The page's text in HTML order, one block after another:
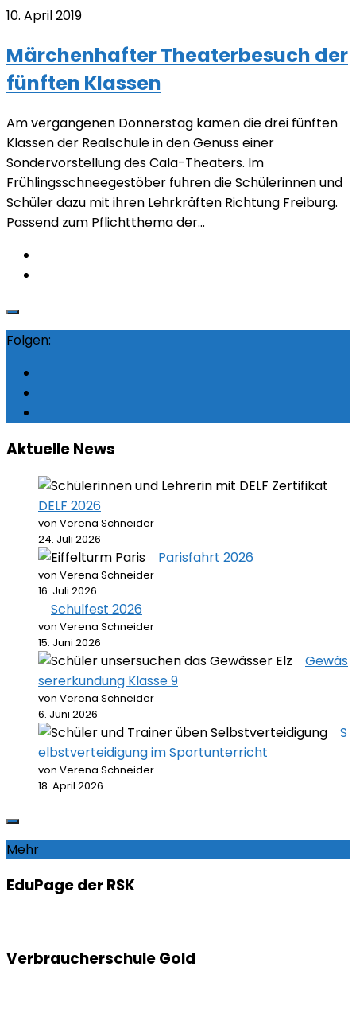
10. April 2019
Märchenhafter Theaterbesuch der
fünften Klassen
Am vergangenen Donnerstag kamen die drei fünften
Klassen der Realschule in den Genuss einer
Sondervorstellung des Cala-Theaters. Im
Frühlingsschneegestöber fuhren die Schülerinnen und
Schüler dazu mit ihren Lehrkräften Richtung Freiburg.
Passend zum Pflichtthema der...
Folgen:
Aktuelle News
DELF 2026
von Verena Schneider
24. Juli 2026
Parisfahrt 2026
von Verena Schneider
16. Juli 2026
Schulfest 2026
von Verena Schneider
15. Juni 2026
Gewäs
sererkundung Klasse 9
von Verena Schneider
6. Juni 2026
S
elbstverteidigung im Sportunterricht
von Verena Schneider
18. April 2026
Mehr
EduPage der RSK
Verbraucherschule Gold